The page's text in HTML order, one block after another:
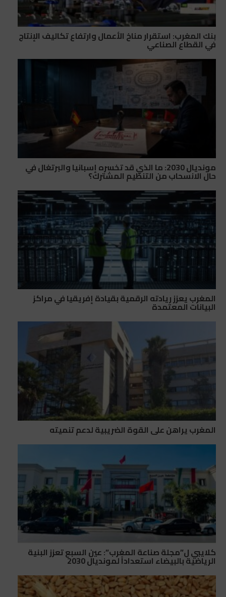
بنك المغرب: استقرار مناخ الأعمال وارتفاع تكاليف الإنتاج
في القطاع الصناعي
مونديال 2030: ما الذي قد تخسره إسبانيا والبرتغال في
حال الانسحاب من التنظيم المشترك؟
المغرب يعزز ريادته الرقمية بقيادة إفريقيا في مراكز
البيانات المعتمدة
المغرب يراهن على القوة الضريبية لدعم تنميته
كلايبي ل”مجلة صناعة المغرب”: عين السبع تعزز البنية
الرياضية بالبيضاء استعداداً لمونديال 2030